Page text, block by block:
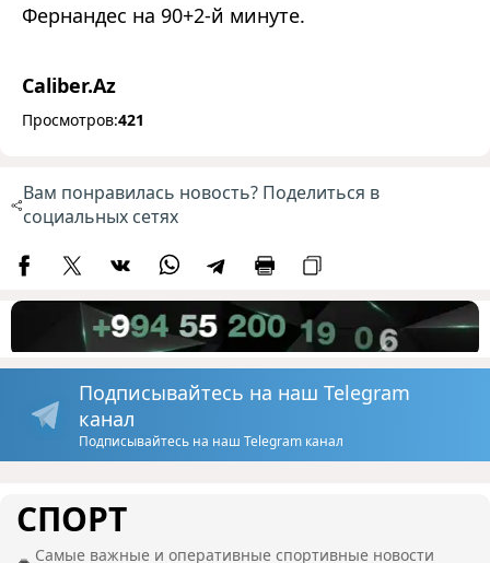
Фернандес на 90+2-й минуте.
Caliber.Az
Просмотров:421
Вам понравилась новость? Поделиться в
социальных сетях
Подписывайтесь на наш Telegram
канал
Подписывайтесь на наш Telegram канал
СПОРТ
Самые важные и оперативные спортивные новости